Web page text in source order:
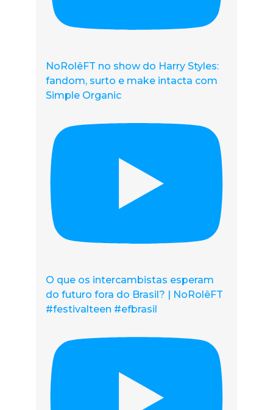
NoRolêFT no show do Harry Styles:
fandom, surto e make intacta com
Simple Organic
O que os intercambistas esperam
do futuro fora do Brasil? | NoRolêFT
#festivalteen #efbrasil